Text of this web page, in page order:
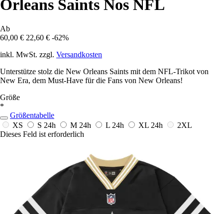
Orleans Saints Nos NFL
Ab
60,00 € 22,60 € -62%
inkl. MwSt. zzgl. Versandkosten
Unterstütze stolz die New Orleans Saints mit dem NFL-Trikot von
New Era, dem Must-Have für die Fans von New Orleans!
Größe
*
Größentabelle
XS
S 24h M 24h L 24h XL 24h
2XL
Dieses Feld ist erforderlich